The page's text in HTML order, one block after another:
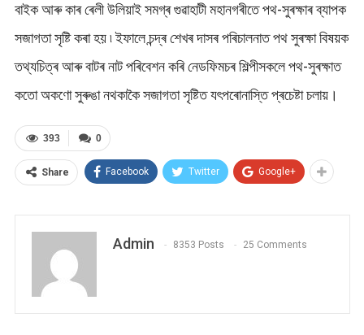
বাইক আৰু কাৰ ৰেলী উলিয়াই সমগ্ৰ গুৱাহাটী মহানগৰীতে পথ-সুৰক্ষাৰ ব্যাপক
সজাগতা সৃষ্টি কৰা হয় ৷ ইফালে চন্দ্ৰ শেখৰ দাসৰ পৰিচালনাত পথ সুৰক্ষা বিষয়ক
তথ্যচিত্ৰ আৰু বাটৰ নাট পৰিবেশন কৰি নেডফিমচৰ শিল্পীসকলে পথ-সুৰক্ষাত
কতো অকণো সুৰুঙা নথকাকৈ সজাগতা সৃষ্টিত যৎপৰোনাস্তি প্ৰচেষ্টা চলায়।
0
393
Share Facebook Twitter Google+
Admin 8353 Posts 25 Comments